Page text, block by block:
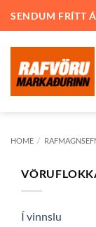
SENDUM FRÍTT
HOME /
Í vinnslu